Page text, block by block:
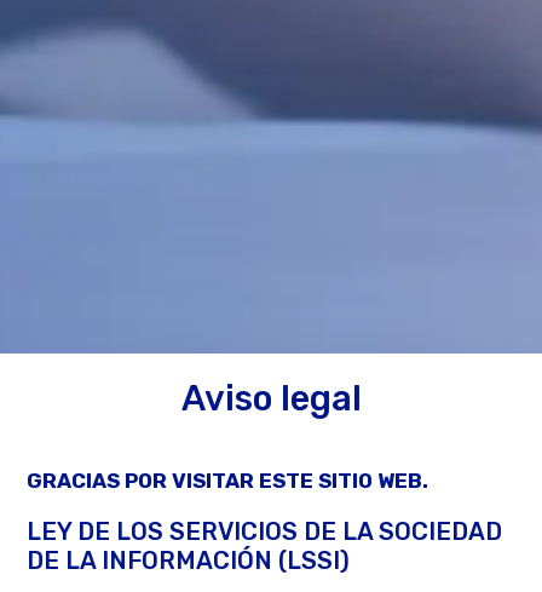
Aviso legal
GRACIAS POR VISITAR ESTE SITIO WEB.
LEY DE LOS SERVICIOS DE LA SOCIEDAD
DE LA INFORMACIÓN (LSSI)